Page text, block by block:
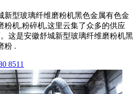
新型玻璃纤维磨粉机黑色金属有色金
粉机,粉碎机,这里云集了众多的供应
这是安徽舒城新型玻璃纤维磨粉机黑
粉 .
8511